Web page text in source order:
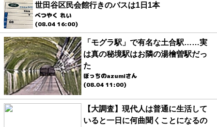
世田谷区民会館行きのバスは1日1本
べつやく れい
(08.04 16:00)
「モグラ駅」で有名な土合駅……実
は真の秘境駅はお隣の湯檜曽駅だっ
た
ぼっちのazumiさん
(08.04 11:00)
【大調査】現代人は普通に生活して
いると一日に何曲聞くことになるの